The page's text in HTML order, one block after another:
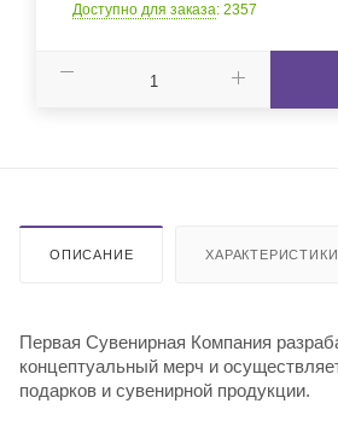
Доступно для заказа: 2357
ОПИСАНИЕ ХАРАКТЕРИСТИКИ
Первая Сувенирная Компания
концептуальный мерч и
подарков и сувенирной продукции.